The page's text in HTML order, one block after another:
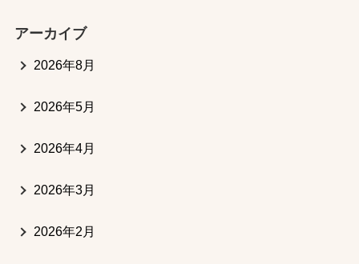
アーカイブ
2026年8月
2026年5月
2026年4月
2026年3月
2026年2月